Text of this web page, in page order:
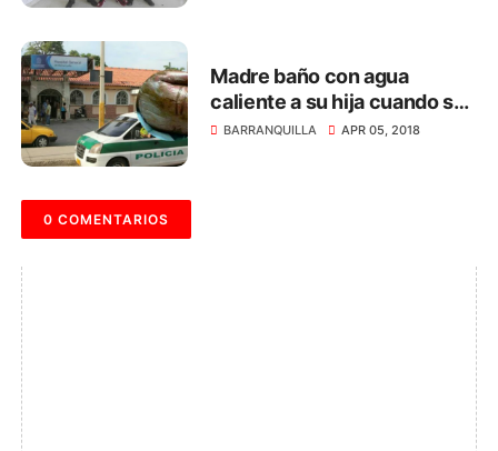
Madre baño con agua
caliente a su hija cuando se
enteró que no era señorita
BARRANQUILLA APR 05, 2018
0 COMENTARIOS